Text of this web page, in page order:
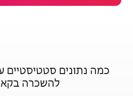
על יחידות נופש